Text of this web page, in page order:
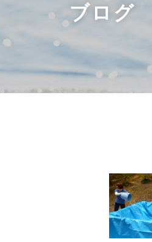
ブログ
0743-78-
受付 9:00～17:00(土日祝